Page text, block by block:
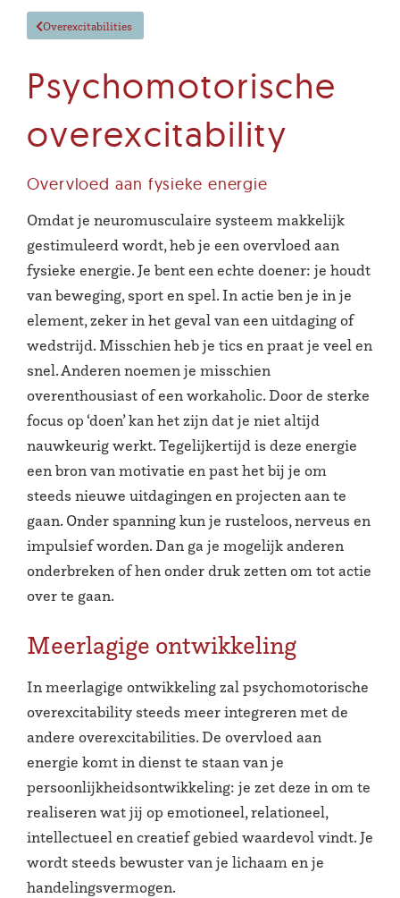
Overexcitabilities
Psychomotorische
overexcitability
Overvloed aan fysieke energie
Omdat je neuromusculaire systeem makkelijk
gestimuleerd wordt, heb je een overvloed aan
fysieke energie. Je bent een echte doener: je houdt
van beweging, sport en spel. In actie ben je in je
element, zeker in het geval van een uitdaging of
wedstrijd. Misschien heb je tics en praat je veel en
snel. Anderen noemen je misschien
overenthousiast of een workaholic. Door de sterke
focus op ‘doen’ kan het zijn dat je niet altijd
nauwkeurig werkt. Tegelijkertijd is deze energie
een bron van motivatie en past het bij je om
steeds nieuwe uitdagingen en projecten aan te
gaan. Onder spanning kun je rusteloos, nerveus en
impulsief worden. Dan ga je mogelijk anderen
onderbreken of hen onder druk zetten om tot actie
over te gaan.
Meerlagige ontwikkeling
In meerlagige ontwikkeling zal psychomotorische
overexcitability steeds meer integreren met de
andere overexcitabilities. De overvloed aan
energie komt in dienst te staan van je
persoonlijkheidsontwikkeling: je zet deze in om te
realiseren wat jij op emotioneel, relationeel,
intellectueel en creatief gebied waardevol vindt. Je
wordt steeds bewuster van je lichaam en je
handelingsvermogen.